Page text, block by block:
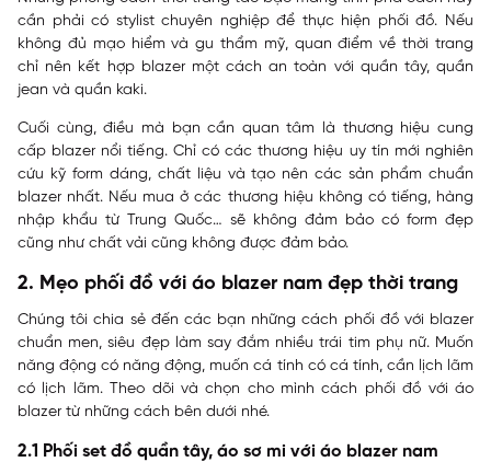
cần phải có stylist chuyên nghiệp để thực hiện phối đồ. Nếu
không đủ mạo hiểm và gu thẩm mỹ, quan điểm về thời trang
chỉ nên kết hợp blazer một cách an toàn với quần tây, quần
jean và quần kaki.
Cuối cùng, điều mà bạn cần quan tâm là thương hiệu cung
cấp blazer nổi tiếng. Chỉ có các thương hiệu uy tín mới nghiên
cứu kỹ form dáng, chất liệu và tạo nên các sản phẩm chuẩn
blazer nhất. Nếu mua ở các thương hiệu không có tiếng, hàng
nhập khẩu từ Trung Quốc… sẽ không đảm bảo có form đẹp
cũng như chất vải cũng không được đảm bảo.
2. Mẹo phối đồ với áo blazer nam đẹp thời trang
Chúng tôi chia sẻ đến các bạn những cách phối đồ với blazer
chuẩn men, siêu đẹp làm say đắm nhiều trái tim phụ nữ. Muốn
năng động có năng động, muốn cá tính có cá tính, cần lịch lãm
có lịch lãm. Theo dõi và chọn cho mình cách phối đồ với áo
blazer từ những cách bên dưới nhé.
2.1 Phối set đồ quần tây, áo sơ mi với áo blazer nam